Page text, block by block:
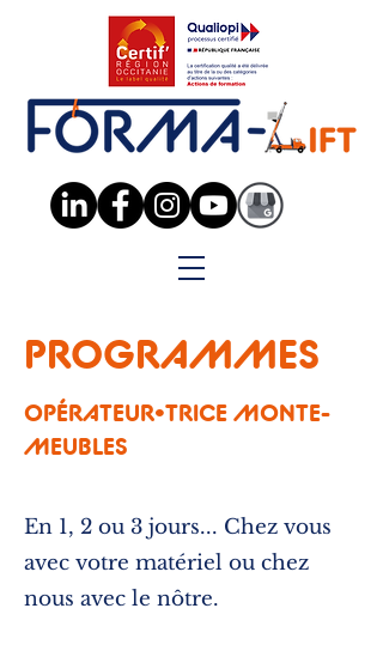
PROGRAMMES
OPÉRATEUR•TRICE MONTE-
MEUBLES
En 1, 2 ou 3 jours... Chez vous
avec votre matériel ou chez
nous avec le nôtre.